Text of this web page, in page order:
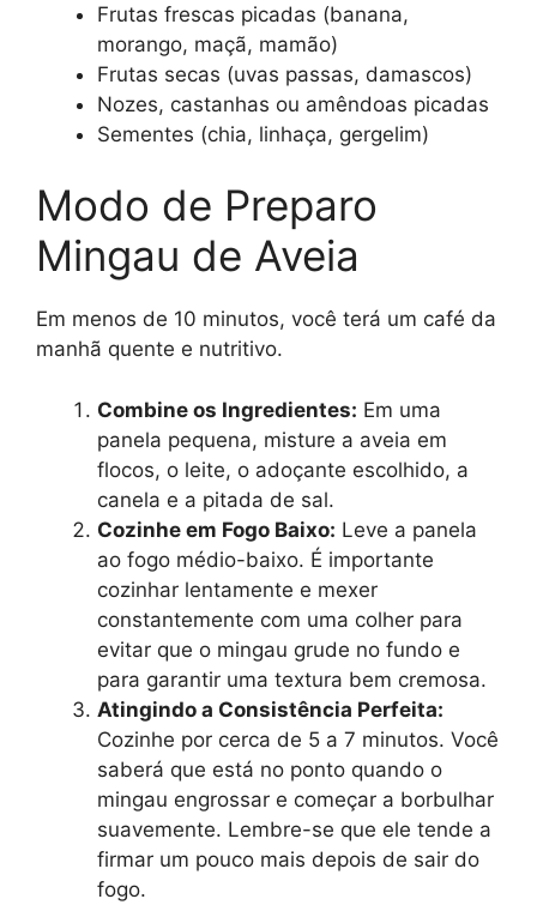
Frutas frescas picadas (banana,
morango, maçã, mamão)
Frutas secas (uvas passas, damascos)
Nozes, castanhas ou amêndoas picadas
Sementes (chia, linhaça, gergelim)
Modo de Preparo
Mingau de Aveia
Em menos de 10 minutos, você terá um café da
manhã quente e nutritivo.
Combine os Ingredientes: Em uma
panela pequena, misture a aveia em
flocos, o leite, o adoçante escolhido, a
canela e a pitada de sal.
Cozinhe em Fogo Baixo: Leve a panela
ao fogo médio-baixo. É importante
cozinhar lentamente e mexer
constantemente com uma colher para
evitar que o mingau grude no fundo e
para garantir uma textura bem cremosa.
Atingindo a Consistência Perfeita:
Cozinhe por cerca de 5 a 7 minutos. Você
saberá que está no ponto quando o
mingau engrossar e começar a borbulhar
suavemente. Lembre-se que ele tende a
firmar um pouco mais depois de sair do
fogo.